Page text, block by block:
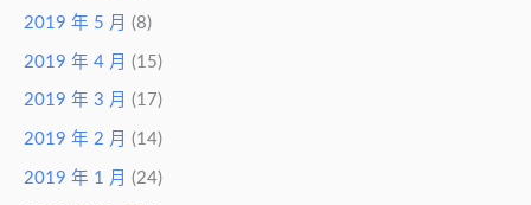
2019 年 5 月 (8)
2019 年 4 月 (15)
2019 年 3 月 (17)
2019 年 2 月 (14)
2019 年 1 月 (24)